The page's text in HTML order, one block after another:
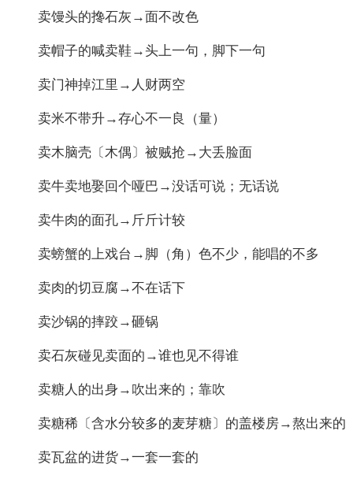
卖馒头的搀石灰→面不改色
卖帽子的喊卖鞋→头上一句，脚下一句
卖门神掉江里→人财两空
卖米不带升→存心不一良（量）
卖木脑壳〔木偶〕被贼抢→大丢脸面
卖牛卖地娶回个哑巴→没话可说；无话说
卖牛肉的面孔→斤斤计较
卖螃蟹的上戏台→脚（角）色不少，能唱的不多
卖肉的切豆腐→不在话下
卖沙锅的摔跤→砸锅
卖石灰碰见卖面的→谁也见不得谁
卖糖人的出身→吹出来的；靠吹
卖糖稀〔含水分较多的麦芽糖〕的盖楼房→熬出来的
卖瓦盆的进货→一套一套的